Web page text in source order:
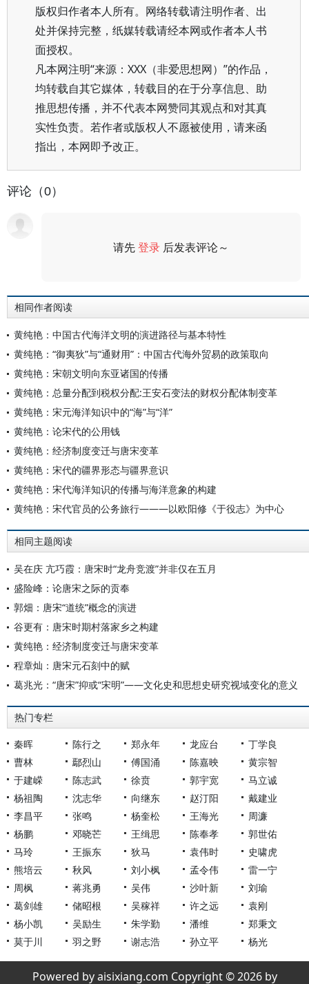
版权归作者本人所有。网络转载请注明作者、出
处并保持完整，纸媒转载请经本网或作者本人书
面授权。
凡本网注明“来源：XXX（非爱思想网）”的作品，
均转载自其它媒体，转载目的在于分享信息、助
推思想传播，并不代表本网赞同其观点和对其真
实性负责。若作者或版权人不愿被使用，请来函
指出，本网即予改正。
评论（0）
请先登录 后发表评论～
相同作者阅读
黄纯艳：中国古代海洋文明的演进路径与基本特性
黄纯艳：“御夷狄”与“通财用”：中国古代海外贸易的政策取向
黄纯艳：宋朝文明向东亚诸国的传播
黄纯艳：总量分配到税权分配:王安石变法的财权分配体制变革
黄纯艳：宋元海洋知识中的“海”与“洋”
黄纯艳：论宋代的公用钱
黄纯艳：经济制度变迁与唐宋变革
黄纯艳：宋代的疆界形态与疆界意识
黄纯艳：宋代海洋知识的传播与海洋意象的构建
黄纯艳：宋代官员的公务旅行———以欧阳修《于役志》为中心
相同主题阅读
吴在庆 亢巧霞：唐宋时“龙舟竞渡”并非仅在五月
盛险峰：论唐宋之际的贡奉
郭畑：唐宋“道统”概念的演进
谷更有：唐宋时期村落家乡之构建
黄纯艳：经济制度变迁与唐宋变革
程章灿：唐宋元石刻中的赋
葛兆光：“唐宋”抑或“宋明”——文化史和思想史研究视域变化的意义
热门专栏
秦晖 陈行之 郑永年 龙应台
丁学良
曹林
鄢烈山 傅国涌 陈嘉映
黄宗智
于建嵘
陈志武 徐贲 郭宇宽
马立诚
杨祖陶
沈志华 向继东 赵汀阳
戴建业
李昌平
张鸣 杨奎松 王海光
周濂
杨鹏
邓晓芒 王缉思 陈奉孝
郭世佑
马玲
王振东 狄马 袁伟时
史啸虎
熊培云
秋风 刘小枫 孟令伟
雷一宁
周枫
蒋兆勇 吴伟 沙叶新
刘瑜
葛剑雄
储昭根 吴稼祥 许之远
袁刚
杨小凯
吴励生 朱学勤 潘维
郑秉文
莫于川
羽之野 谢志浩 孙立平 杨光
Powered by aisixiang.com Copyright © 2026 by